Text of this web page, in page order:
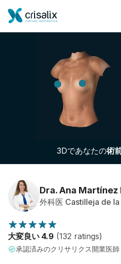
外科医ホーム
3Dビジネスプラットフォーム
サブスクリプションプラン
患者様のレビュー
3Dであなたの術
Dra. Ana Martínez
外科医 Castilleja de
大変良い 4.9 (132 ratings)
承認済みのクリサリクス開業医師